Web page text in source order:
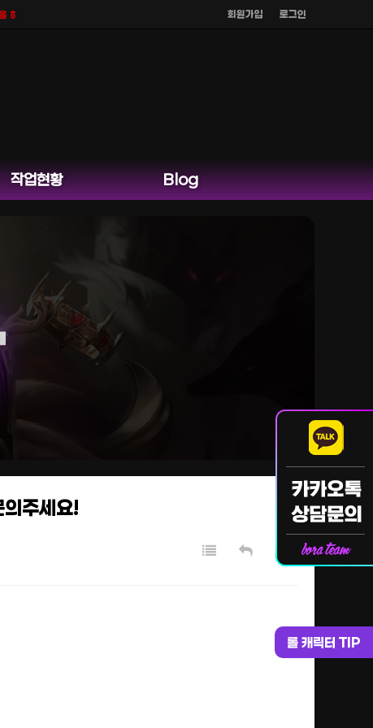
회원가입 로그인
않으며 공식 홈페이지 카카오톡 외 다른 채팅은 운영하지 않습니다.
롤 캐릭터 TIP
작업현황 Blog
주세요!